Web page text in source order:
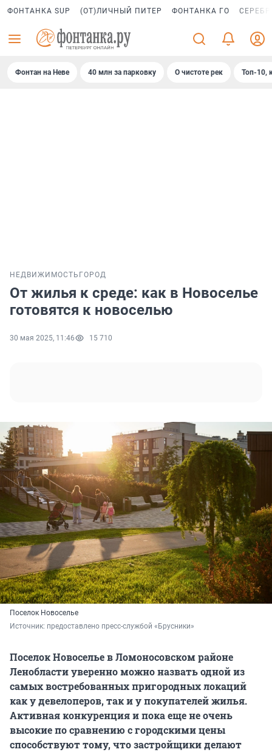
ФОНТАНКА SUP (ОТ)ЛИЧНЫЙ ПИТЕР ФОНТАНКА ГО
Фонтан на Неве 40 млн за парковку О чистоте рек Топ-10,
НЕДВИЖИМОСТЬ ГОРОД
От жилья к среде: как в Новоселье
готовятся к новоселью
30 мая 2025, 11:46 15 710
Поселок Новоселье
Источник: предоставлено пресс-службой «Брусники»
Поселок Новоселье в Ломоносовском районе
Ленобласти уверенно можно назвать одной из
самых востребованных пригородных локаций
как у девелоперов, так и у покупателей жилья.
Активная конкуренция и пока еще не очень
высокие по сравнению с городскими цены
способствуют тому, что застройщики делают